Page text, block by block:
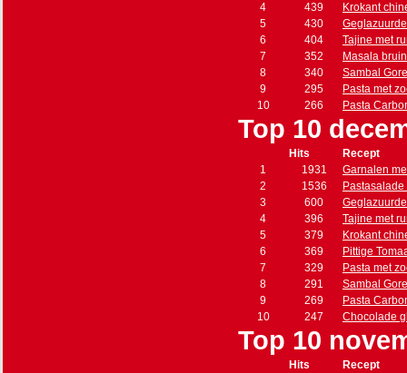
4
439
Krokant
5
430
6
404
Tajine met
7
352
Masala
8
340
Sambal
9
295
Pasta met
10
266 Pasta
Top 10
Hits
Recept
1
1931
Garnalen
2
1536
3
600
4
396
Tajine met
5
379
Krokant
6
369
Pittige
7
329
Pasta met
8
291
Sambal
9
269
Pasta
10
247 Chocolade
Top 10
Hits
Recept